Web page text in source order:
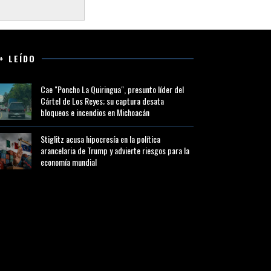
LEÍDO
Cae "Poncho La Quiringua", presunto líder del
Cártel de Los Reyes; su captura desata
bloqueos e incendios en Michoacán
Stiglitz acusa hipocresía en la política
arancelaria de Trump y advierte riesgos para la
economía mundial